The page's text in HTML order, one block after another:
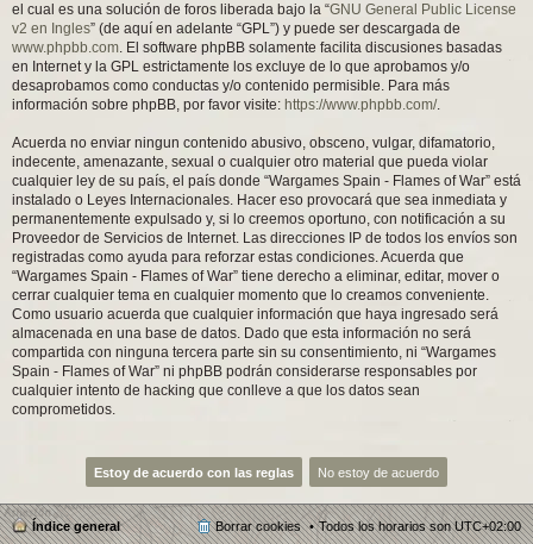
el cual es una solución de foros liberada bajo la “GNU General Public License
v2 en Ingles” (de aquí en adelante “GPL”) y puede ser descargada de
www.phpbb.com. El software phpBB solamente facilita discusiones basadas
en Internet y la GPL estrictamente los excluye de lo que aprobamos y/o
desaprobamos como conductas y/o contenido permisible. Para más
información sobre phpBB, por favor visite: https://www.phpbb.com/.
Acuerda no enviar ningun contenido abusivo, obsceno, vulgar, difamatorio,
indecente, amenazante, sexual o cualquier otro material que pueda violar
cualquier ley de su país, el país donde “Wargames Spain - Flames of War” está
instalado o Leyes Internacionales. Hacer eso provocará que sea inmediata y
permanentemente expulsado y, si lo creemos oportuno, con notificación a su
Proveedor de Servicios de Internet. Las direcciones IP de todos los envíos son
registradas como ayuda para reforzar estas condiciones. Acuerda que
“Wargames Spain - Flames of War” tiene derecho a eliminar, editar, mover o
cerrar cualquier tema en cualquier momento que lo creamos conveniente.
Como usuario acuerda que cualquier información que haya ingresado será
almacenada en una base de datos. Dado que esta información no será
compartida con ninguna tercera parte sin su consentimiento, ni “Wargames
Spain - Flames of War” ni phpBB podrán considerarse responsables por
cualquier intento de hacking que conlleve a que los datos sean
comprometidos.
Índice general Todos los horarios sonUTC+02:00
Borrar cookies